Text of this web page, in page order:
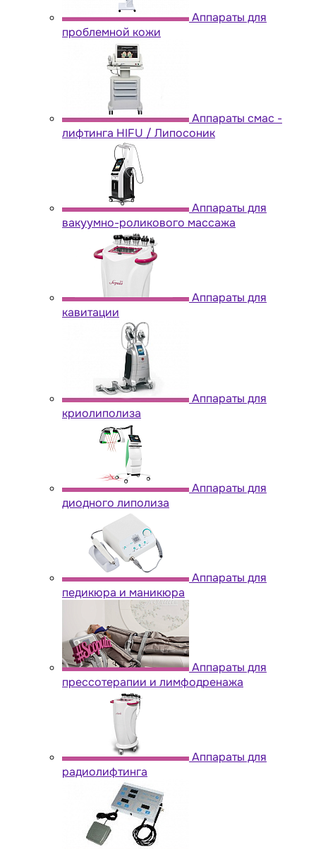
Аппараты для
проблемной кожи
Аппараты cмас -
лифтинга HIFU / Липосоник
Аппараты для
вакуумно-роликового массажа
Аппараты для
кавитации
Аппараты для
криолиполиза
Аппараты для
диодного липолиза
Аппараты для
педикюра и маникюра
Аппараты для
прессотерапии и лимфодренажа
Аппараты для
радиолифтинга